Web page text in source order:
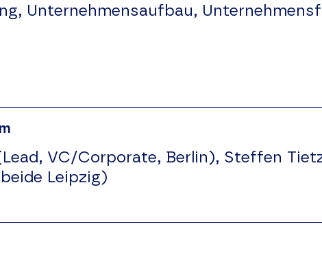
Unternehmensaufbau,
VC/Corporate, Berlin), Steffen
Leipzig)